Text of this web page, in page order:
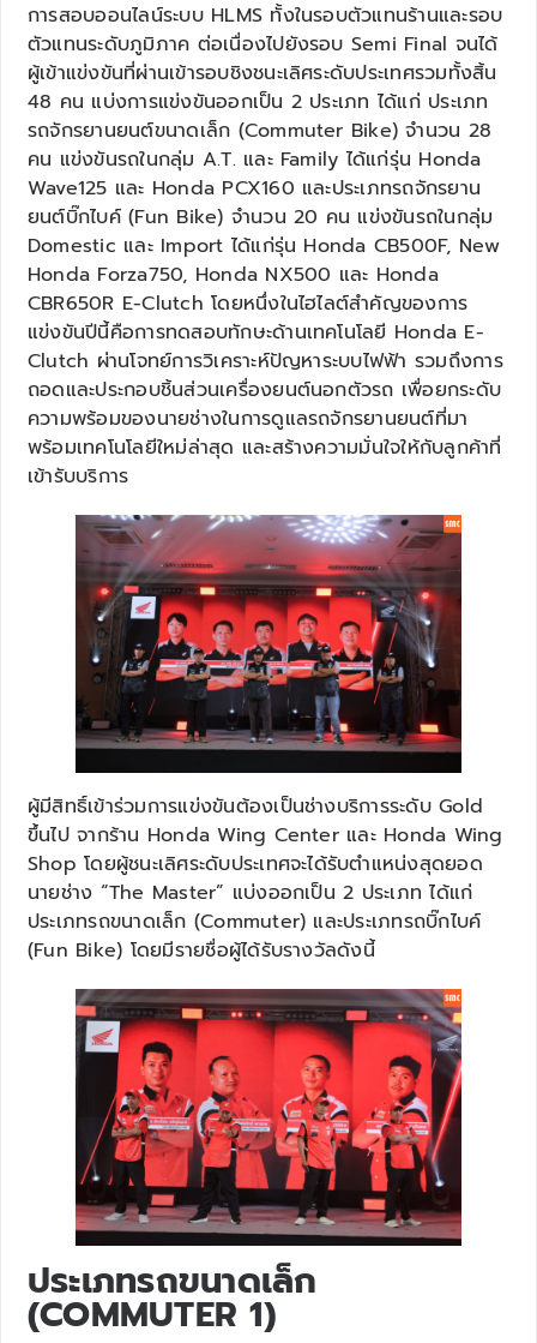
การสอบออนไลน์ระบบ HLMS ทั้งในรอบตัวแทนร้านและรอบ
ตัวแทนระดับภูมิภาค ต่อเนื่องไปยังรอบ Semi Final จนได้
ผู้เข้าแข่งขันที่ผ่านเข้ารอบชิงชนะเลิศระดับประเทศรวมทั้งสิ้น
48 คน แบ่งการแข่งขันออกเป็น 2 ประเภท ได้แก่ ประเภท
รถจักรยานยนต์ขนาดเล็ก (Commuter Bike) จำนวน 28
คน แข่งขันรถในกลุ่ม A.T. และ Family ได้แก่รุ่น Honda
Wave125 และ Honda PCX160 และประเภทรถจักรยาน
ยนต์บิ๊กไบค์ (Fun Bike) จำนวน 20 คน แข่งขันรถในกลุ่ม
Domestic และ Import ได้แก่รุ่น Honda CB500F, New
Honda Forza750, Honda NX500 และ Honda
CBR650R E-Clutch โดยหนึ่งในไฮไลต์สำคัญของการ
แข่งขันปีนี้คือการทดสอบทักษะด้านเทคโนโลยี Honda E-
Clutch ผ่านโจทย์การวิเคราะห์ปัญหาระบบไฟฟ้า รวมถึงการ
ถอดและประกอบชิ้นส่วนเครื่องยนต์นอกตัวรถ เพื่อยกระดับ
ความพร้อมของนายช่างในการดูแลรถจักรยานยนต์ที่มา
พร้อมเทคโนโลยีใหม่ล่าสุด และสร้างความมั่นใจให้กับลูกค้าที่
เข้ารับบริการ
ผู้มีสิทธิ์เข้าร่วมการแข่งขันต้องเป็นช่างบริการระดับ Gold
ขึ้นไป จากร้าน Honda Wing Center และ Honda Wing
Shop โดยผู้ชนะเลิศระดับประเทศจะได้รับตำแหน่งสุดยอด
นายช่าง “The Master” แบ่งออกเป็น 2 ประเภท ได้แก่
ประเภทรถขนาดเล็ก (Commuter) และประเภทรถบิ๊กไบค์
(Fun Bike) โดยมีรายชื่อผู้ได้รับรางวัลดังนี้
ประเภทรถขนาดเล็ก
(COMMUTER 1)